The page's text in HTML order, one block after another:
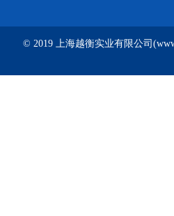
© 2019 上海越衡实业有限公司